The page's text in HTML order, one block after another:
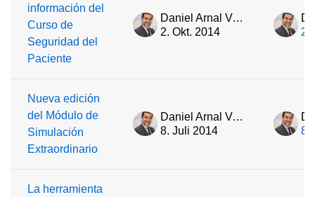
información del
Curso de
Seguridad del
Paciente
Daniel Arnal Velasco
2. Okt. 2014
2.
Nueva edición
del Módulo de
Simulación
Extraordinario
Daniel Arnal Velasco
8. Juli 2014
8.
La herramienta